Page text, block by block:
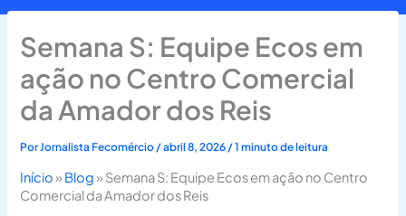
Semana S: Equipe Ecos em
ação no Centro Comercial
da Amador dos Reis
PorJornalista Fecomércio /abril 8, 2026 /1 minuto de leitura
Início» Blog» Semana S: Equipe Ecos em ação no Centro
Comercial da Amador dos Reis